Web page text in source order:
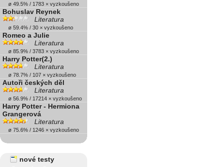
ø 49.5% / 1783 × vyzkoušeno
Bohuslav Reynek
Literatura
ø 59.4% / 30 × vyzkoušeno
Romeo a Julie
Literatura
ø 85.9% / 3783 × vyzkoušeno
Harry Potter(2.)
Literatura
ø 78.7% / 107 × vyzkoušeno
Autoři českých děl
Literatura
ø 56.9% / 17214 × vyzkoušeno
Harry Potter - Hermiona
Grangerová
Literatura
ø 75.6% / 1246 × vyzkoušeno
nové testy